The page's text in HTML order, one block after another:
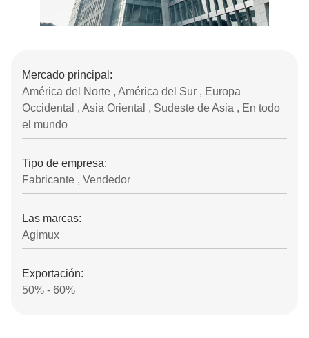
Mercado principal:
América del Norte , América del Sur , Europa
Occidental , Asia Oriental , Sudeste de Asia , En todo
el mundo
Tipo de empresa:
Fabricante , Vendedor
Las marcas:
Agimux
Exportación:
50% - 60%